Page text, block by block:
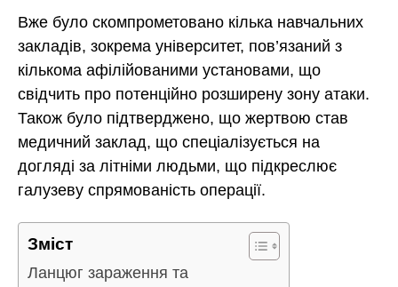
Вже було скомпрометовано кілька навчальних
закладів, зокрема університет, пов’язаний з
кількома афілійованими установами, що
свідчить про потенційно розширену зону атаки.
Також було підтверджено, що жертвою став
медичний заклад, що спеціалізується на
догляді за літніми людьми, що підкреслює
галузеву спрямованість операції.
Зміст
Ланцюг зараження та